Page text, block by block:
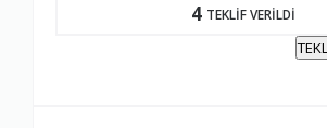
4 TEKLİF VERİLDİ